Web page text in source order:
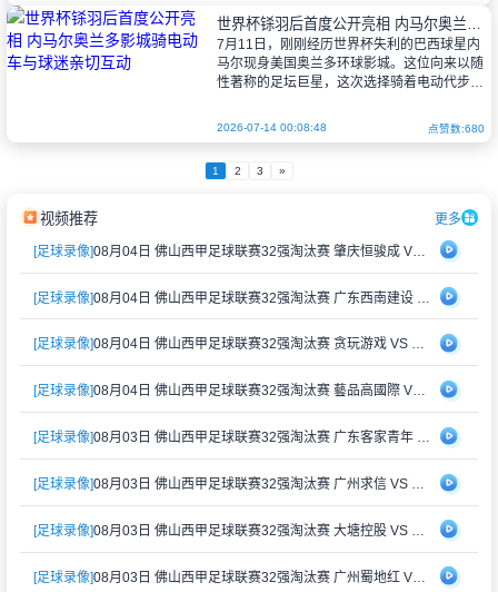
世界杯铩羽后首度公开亮相 内马尔奥兰多影城骑电动车与球迷亲切互动
7月11日，刚刚经历世界杯失利的巴西球星内
马尔现身美国奥兰多环球影城。这位向来以随
性著称的足坛巨星，这次选择骑着电动代步车
尽致。
2026-07-14 00:08:48 点赞数:680
1 2 3 »
视频推荐 更多
[足球录像] 08月04日 佛山西甲足球联赛32强淘汰赛 肇庆恒骏成 VS 三七互娱 全场录像
[足球录像]
[足球录像] 08月04日 佛山西甲足球联赛32强淘汰赛 贪玩游戏 VS 美的薪火 全场录像
[足球录像] 08月04日 佛山西甲足球联赛32强淘汰赛 藝品高國際 VS 湛江狂狼·粵辉能源 全场录像
[足球录像] 08月03日 佛山西甲足球联赛32强淘汰赛 广东客家青年 VS 广州英华思力U17 全场录像
[足球录像] 08月03日 佛山西甲足球联赛32强淘汰赛 广州求信 VS 顺德新青年 全场录像
[足球录像] 08月03日 佛山西甲足球联赛32强淘汰赛 大塘控股 VS 茂名市点都得 全场录像
[足球录像] 08月03日 佛山西甲足球联赛32强淘汰赛 广州蜀地红 VS 广州戴拿模 全场录像